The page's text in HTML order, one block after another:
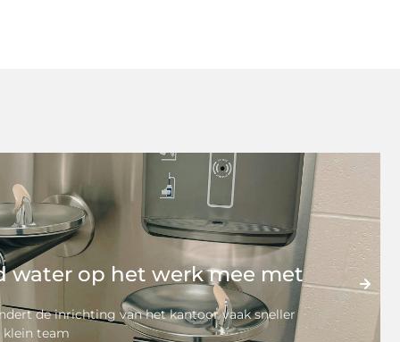
water op het werk mee met
de inrichting van het kantoor vaak sneller
klein team